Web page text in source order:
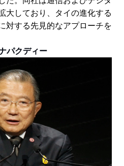
大しており、タイの進化する
対する先見的なアプローチを
パクディー